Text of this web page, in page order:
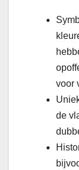
voor
de